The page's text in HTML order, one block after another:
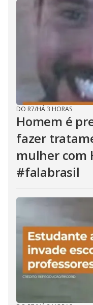
DO R7/HÁ 3 HORAS
Homem é
fazer
mulher com
#falabrasil